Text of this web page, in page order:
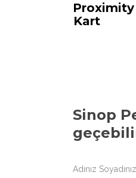
Proximity
Kart
Sinop
Adınız